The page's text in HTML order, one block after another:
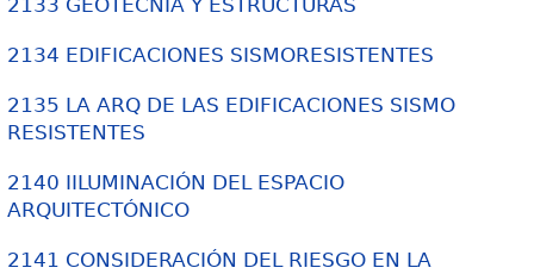
2134 EDIFICACIONES SISMORESISTENTES
2135 LA ARQ DE LAS EDIFICACIONES SISMO
RESISTENTES
2140 IILUMINACIÓN DEL ESPACIO
ARQUITECTÓNICO
2141 CONSIDERACIÓN DEL RIESGO EN LA